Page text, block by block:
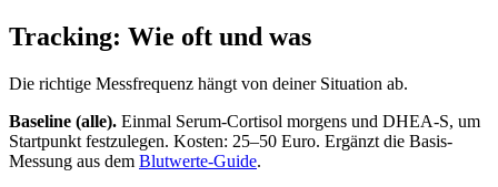
Tracking: Wie oft und was
Die richtige Messfrequenz hängt von deiner Situation ab.
Baseline (alle). Einmal Serum-Cortisol morgens und DHEA-S, um
Startpunkt festzulegen. Kosten: 25–50 Euro. Ergänzt die Basis-
Messung aus dem Blutwerte-Guide.